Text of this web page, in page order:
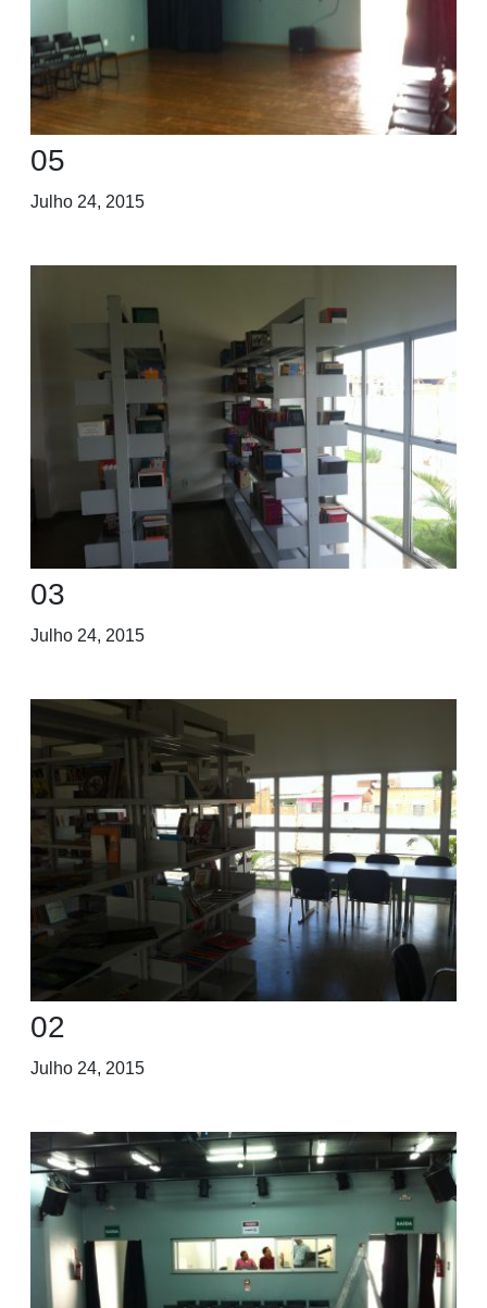
05
Julho 24, 2015
03
Julho 24, 2015
02
Julho 24, 2015